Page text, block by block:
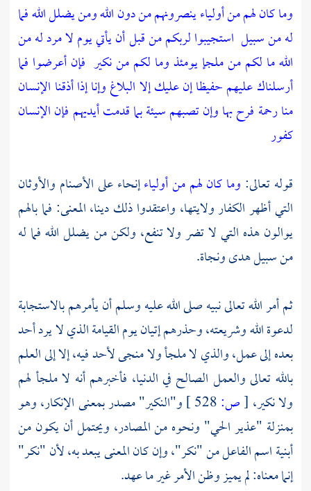
وما كان لهم من أولياء ينصرونهم من دون الله ومن يضلل الله فما
له من سبيل استجيبوا لربكم من قبل أن يأتي يوم لا مرد له من
الله ما لكم من ملجإ يومئذ وما لكم من نكير فإن أعرضوا فما
أرسلناك عليهم حفيظا إن عليك إلا البلاغ وإنا إذا أذقنا الإنسان
منا رحمة فرح بها وإن تصبهم سيئة بما قدمت أيديهم فإن الإنسان
كفور
قوله تعالى: وما كان لهم من أولياءإنحاء على الأصنام والأوثان
التي أظهر الكفار ولايتها، واعتقدوا ذلك دينا، المعنى: فما بالهم
يوالون هذه التي لا تضر ولا تنفع، ولكن من يضلل الله فما له
من سبيل هدى ونجاة.
ثم أمر الله تعالى نبيه صلى الله عليه وسلم أن يأمرهم بالاستجابة
لدعوة الله وشريعته، وحذرهم إتيان يوم القيامة الذي لا يرد أحد
بعده إلى عمل، والذي لا ملجأ ولا منجى لأحد فيه، إلا إلى العلم
بالله تعالى والعمل الصالح في الدنيا، فأخبرهم أنه لا ملجأ لهم
ولا نكير، [ص:
و"النكير" مصدر بمعنى الإنكار، وهو
بمنزلة "عذير الحي" ونحوه من المصادر، ويحتمل أن يكون من
أبنية اسم الفاعل من "نكر"، وإن كان المعنى يبعد به، لأن "نكر"
إنما معناه: لم يميز وظن الأمر غير ما عهد.